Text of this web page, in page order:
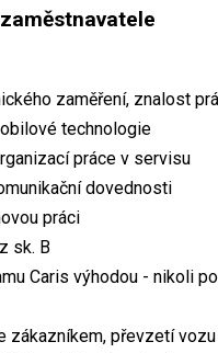
zaměření, znalost
technologie
práce v servisu
dovednosti
práci
sk. B
Caris výhodou - nikoli
zákazníkem, převzetí